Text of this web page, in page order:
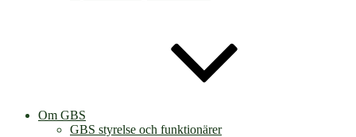
Om GBS
GBS styrelse och funktionärer